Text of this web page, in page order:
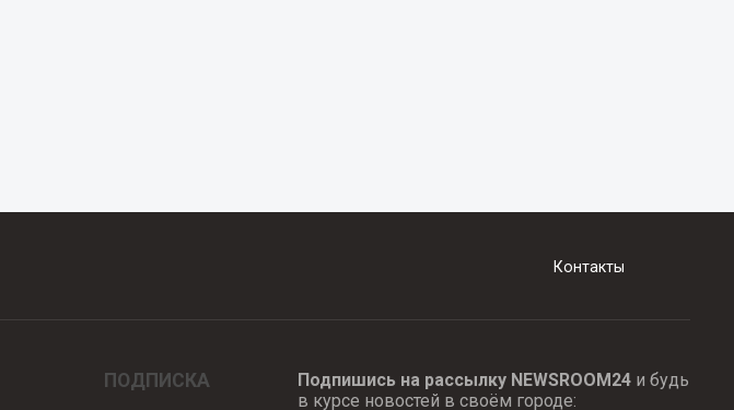
Контакты
ПОДПИСКА Подпишись на рассылку NEWSROOM24и будь
в курсе новостей в своём городе: